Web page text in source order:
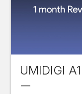
UMIDIGI
ー